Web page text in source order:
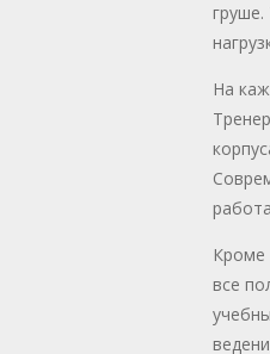
На
Кроме
все